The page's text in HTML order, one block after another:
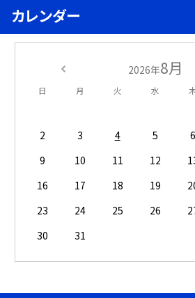
カレンダー
2026年8月
日 月 火 水
2
3 4 5 6
9
10 11 12
16
17 18 19
23
24 25 26
30
31